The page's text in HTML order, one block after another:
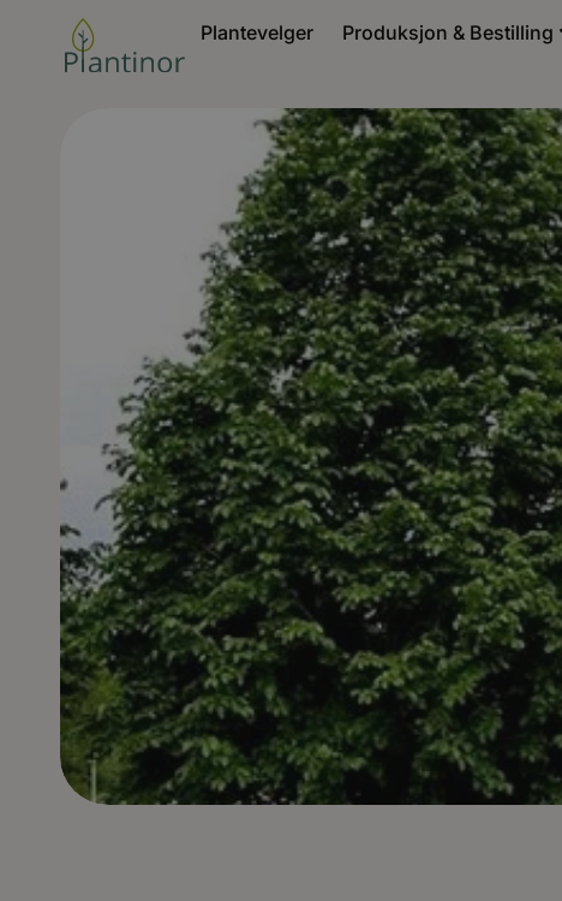
Plantevelger Produksjon & Bestilling